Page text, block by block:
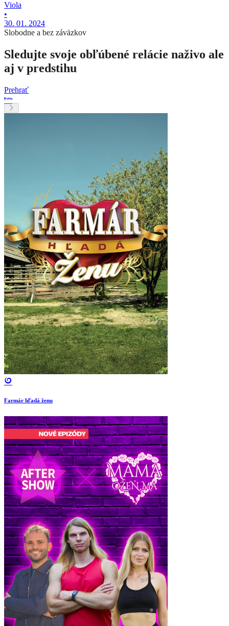
Viola
•
30. 01. 2024
Slobodne a bez záväzkov
Sledujte svoje obľúbené relácie naživo ale
aj v predstihu
Prehrať
Farmár hľadá ženu